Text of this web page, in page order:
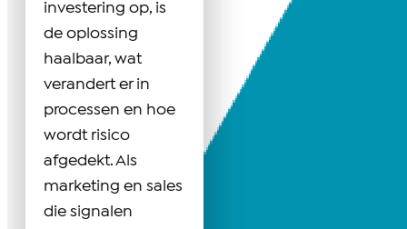
investering op, is
de oplossing
haalbaar, wat
verandert er in
processen en hoe
wordt risico
afgedekt. Als
marketing en sales
die signalen